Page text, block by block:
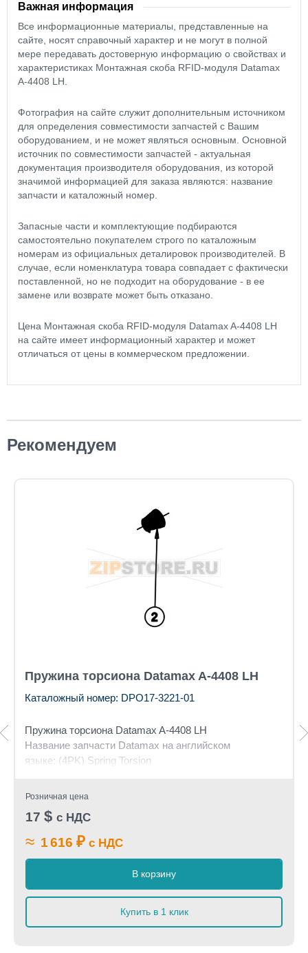
Важная информация
Все информационные материалы, представленные на
сайте, носят справочный характер и не могут в полной
мере передавать достоверную информацию о свойствах и
характеристиках Монтажная скоба RFID-модуля Datamax
A-4408 LH.
Фотография на сайте служит дополнительным источником
для определения совместимости запчастей с Вашим
оборудованием, и не может являться основным. Основной
источник по совместимости запчастей - актуальная
документация производителя оборудования, из которой
значимой информацией для заказа являются: название
запчасти и каталожный номер.
Запасные части и комплектующие подбираются
самостоятельно покупателем строго по каталожным
номерам из официальных деталировок производителей. В
случае, если номенклатура товара совпадает с фактически
поставленной, но не подходит на оборудование - в ее
замене или возврате может быть отказано.
Цена Монтажная скоба RFID-модуля Datamax A-4408 LH
на сайте имеет информационный характер и может
отличаться от цены в коммерческом предложении.
Рекомендуем
Пружина торсиона Datamax A-4408 LH
Каталожный номер: DPO17-3221-01
Пружина торсиона Datamax A-4408 LH
Название запчасти Datamax на английском
языке: (4PK) Spring Torsion
Розничная цена
17 $ с НДС
≈ 1 616 ₽ с НДС
В корзину
Купить в 1 клик